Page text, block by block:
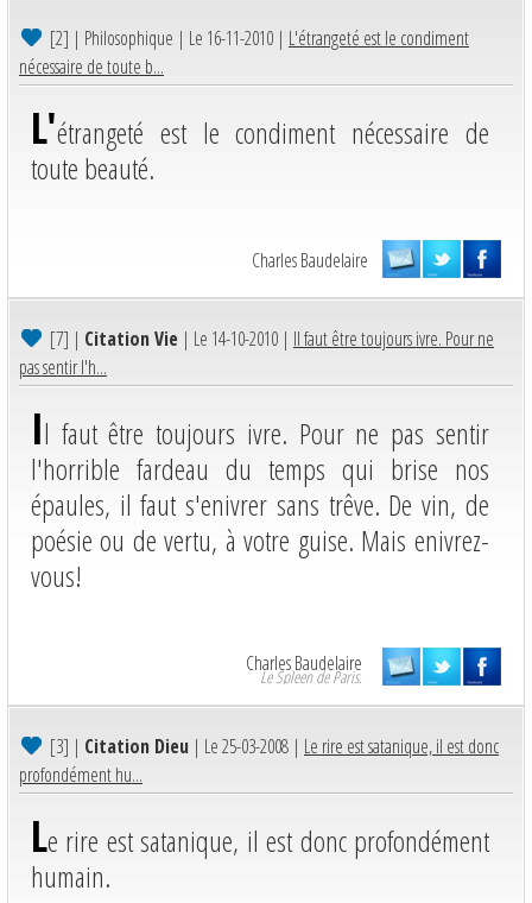
[2] | Philosophique | Le 16-11-2010 | L'étrangeté est le condiment
nécessaire de toute b...
L'étrangeté est le condiment nécessaire de
toute beauté.
Charles Baudelaire
[7] | Citation Vie | Le 14-10-2010 | Il faut être toujours ivre. Pour ne
pas sentir l'h...
Il faut être toujours ivre. Pour ne pas sentir
l'horrible fardeau du temps qui brise nos
épaules, il faut s'enivrer sans trêve. De vin, de
poésie ou de vertu, à votre guise. Mais enivrez-
vous!
Charles Baudelaire
Le Spleen de Paris.
[3] | Citation Dieu | Le 25-03-2008 | Le rire est satanique, il est donc
profondément hu...
Le rire est satanique, il est donc profondément
humain.